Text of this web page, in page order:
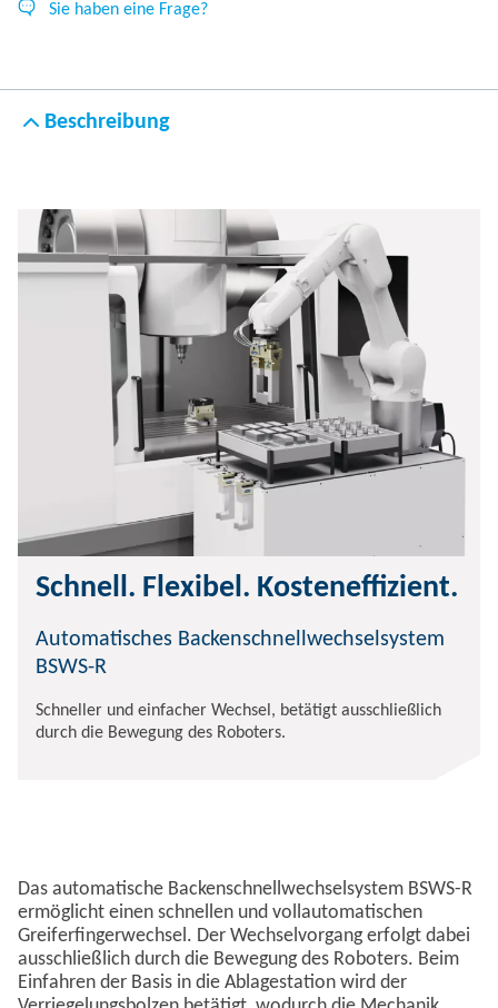
Sie haben eine Frage?
Beschreibung
Schnell. Flexibel. Kosteneffizient.
Automatisches Backenschnellwechselsystem
BSWS-R
Schneller und einfacher Wechsel, betätigt ausschließlich
durch die Bewegung des Roboters.
Das automatische Backenschnellwechselsystem BSWS-R
ermöglicht einen schnellen und vollautomatischen
Greiferfingerwechsel. Der Wechselvorgang erfolgt dabei
ausschließlich durch die Bewegung des Roboters. Beim
Einfahren der Basis in die Ablagestation wird der